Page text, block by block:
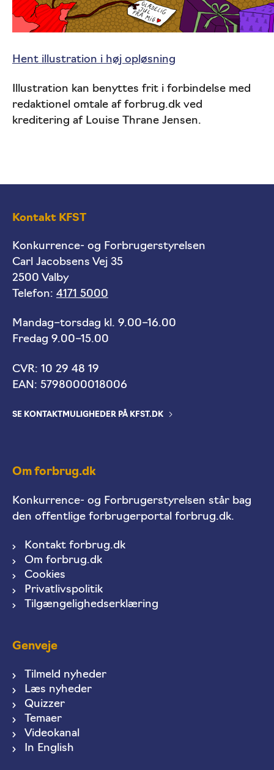
Hent illustration i høj opløsning
Illustration kan benyttes frit i forbindelse med
redaktionel omtale af forbrug.dk ved
kreditering af Louise Thrane Jensen.
Kontakt KFST
Konkurrence- og Forbrugerstyrelsen
Carl Jacobsens Vej 35
2500 Valby
Telefon: 4171 5000
Mandag–torsdag kl. 9.00–16.00
Fredag 9.00–15.00
CVR: 10 29 48 19
EAN: 5798000018006
SE KONTAKTMULIGHEDER PÅ KFST.DK
Om forbrug.dk
Konkurrence- og Forbrugerstyrelsen står bag
den offentlige forbrugerportal forbrug.dk.
Kontakt forbrug.dk
Om forbrug.dk
Cookies
Privatlivspolitik
Tilgængelighedserklæring
Genveje
Tilmeld nyheder
Læs nyheder
Quizzer
Temaer
Videokanal
In English